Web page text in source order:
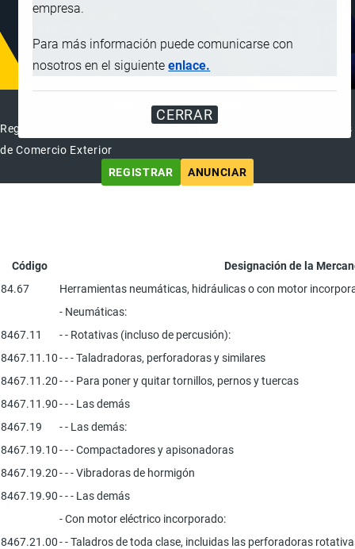
empresa.
Para más información puede comunicarse con
nosotros en el siguienteenlace.
CERRAR
DIRECTORIO INTERNACIONAL
Registre su Empresa en el Directorio Internacional de Operadores
de Comercio Exterior
REGISTRAR
ANUNCIAR
Código
Designación de la
84.67
Herramientas neumáticas, hidráulicas o con motor
- Neumáticas:
8467.11
- - Rotativas (incluso de percusión):
8467.11.10- - - Taladradoras, perforadoras y similares
8467.11.20- - - Para poner y quitar tornillos, pernos y tuercas
8467.11.90- - - Las demás
8467.19
- - Las demás:
8467.19.10- - - Compactadores y apisonadoras
8467.19.20- - - Vibradoras de hormigón
8467.19.90- - - Las demás
- Con motor eléctrico incorporado:
8467.21.00- - Taladros de toda clase, incluidas las perforadoras